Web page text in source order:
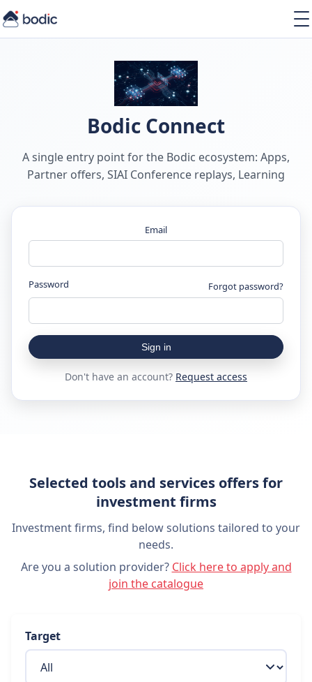
Services
Learning
About
EN
Bodic Connect
A single entry point for the Bodic ecosystem: Apps,
Partner offers, SIAI Conference replays, Learning
Email
Password Forgot password?
Sign in
Don't have an account? Request access
Selected tools and services offers for
investment firms
Investment firms, find below solutions tailored to your
needs.
Are you a solution provider? Click here to apply and
join the catalogue
Target